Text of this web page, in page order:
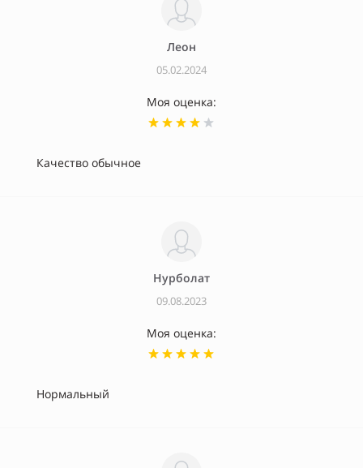
Леон
05.02.2024
Моя оценка:
Качество обычное
Нурболат
09.08.2023
Моя оценка:
Нормальный